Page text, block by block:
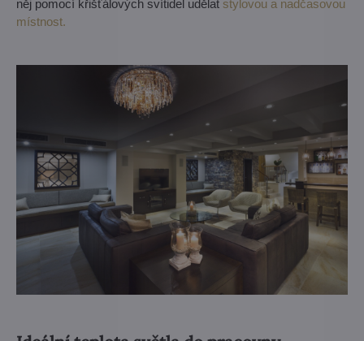
něj pomocí křišťálových svítidel udělat stylovou a nadčasovou
místnost.